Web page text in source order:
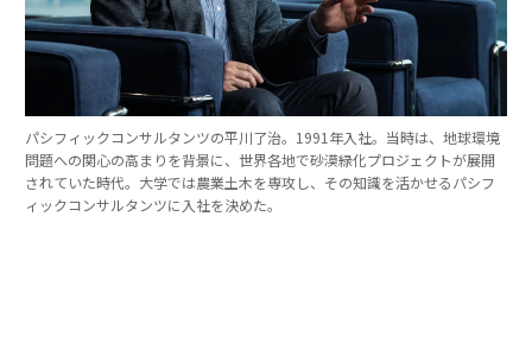
パシフィックコンサルタンツの平川了治。1991年入社。当時は、地球環境
問題への関心の高まりを背景に、世界各地で砂漠緑化プロジェクトが展開
されていた時代。大学では農業土木を専攻し、その知識を活かせるパシフ
ィックコンサルタンツに入社を決めた。